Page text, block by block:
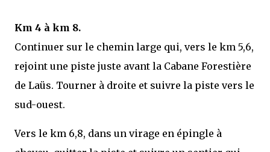
Km 4 à km 8.
Continuer sur le chemin large qui, vers le km 5,6,
rejoint une piste juste avant la Cabane Forestière
de Laüs. Tourner à droite et suivre la piste vers le
sud-ouest.
Vers le km 6,8, dans un virage en épingle à